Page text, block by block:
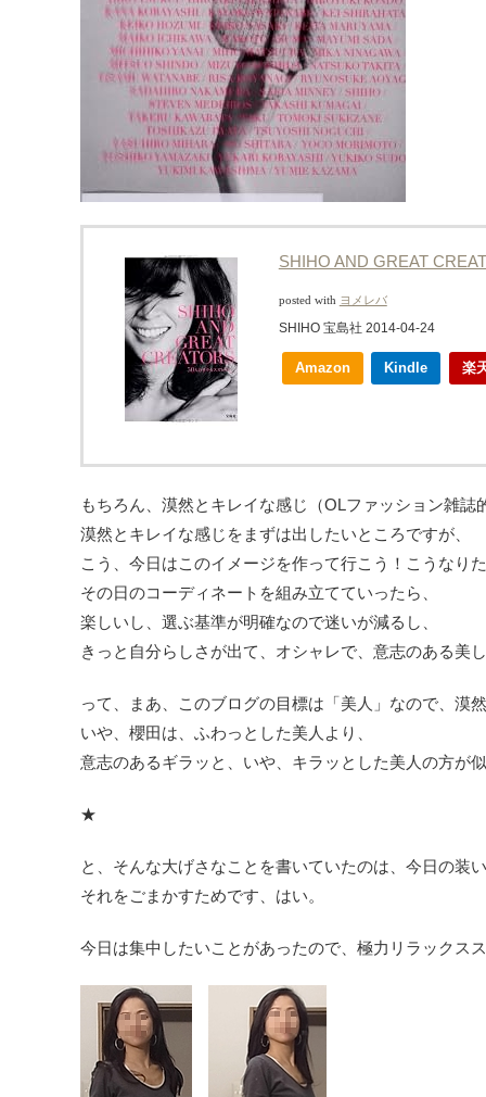
SHIHO AND GREAT
posted with ヨメレバ
SHIHO 宝島社 2014-04-24
Amazon Kindle 楽
もちろん、漠然とキレイな感じ（OLファッション雑誌
漠然とキレイな感じをまずは出したいところですが、
こう、今日はこのイメージを作って行こう！こうなり
その日のコーディネートを組み立てていったら、
楽しいし、選ぶ基準が明確なので迷いが減るし、
きっと自分らしさが出て、オシャレで、意志のある美
って、まあ、このブログの目標は「美人」なので、漠
いや、櫻田は、ふわっとした美人より、
意志のあるギラッと、いや、キラッとした美人の方が似
★
と、そんな大げさなことを書いていたのは、今日の装
それをごまかすためです、はい。
今日は集中したいことがあったので、極力リラックスス